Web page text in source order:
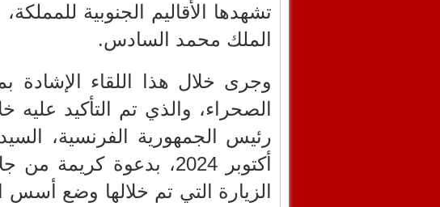
تشهدها الأقاليم الجنوبية
الملك محمد السادس.
وجرى خلال هذا اللقاء الإشادة
الصحراء، والذي تم التأكيد عليه
رئيس الجمهورية الفرنسية،
أكتوبر 2024، بدعوة
الزيارة التي تم خلالها وضع أسس